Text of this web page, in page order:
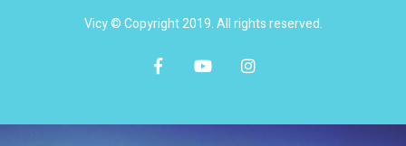
Vicy © Copyright 2019. All rights reserved.